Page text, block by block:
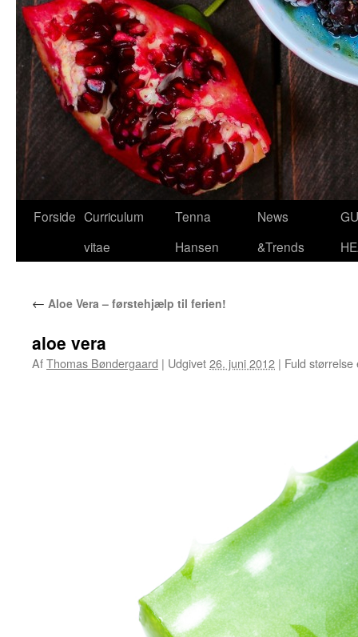
Hop
Forside Curriculum
vitae
Tenna
Hansen
News
&Trends
← Aloe Vera – førstehjælp til ferien!
aloe vera
AfThomas Bøndergaard | Udgivet26. juni 2012 | Fuld